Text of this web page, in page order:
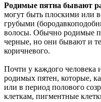
Родимые пятна бывают
могут быть плоскими или
грубыми
волосы. Обычно родимые
черные, но они бывают и
коричневого.
Почти у каждого человека
родимых пятен, которые,
или в период полового
клеткам, пигментные